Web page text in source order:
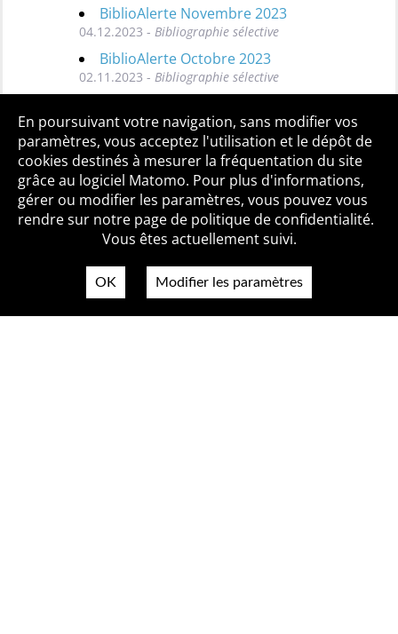
BiblioAlerte Novembre 2023
04.12.2023 - Bibliographie sélective
BiblioAlerte Octobre 2023
02.11.2023 - Bibliographie sélective
Toutes les BiblioAlertes
Qui sommes-nous ? Mentions légales
Accessibilité
Politique de confidentialité
Contact
En poursuivant votre navigation, sans modifier vos
paramètres, vous acceptez l'utilisation et le dépôt de
cookies destinés à mesurer la fréquentation du site
grâce au logiciel Matomo. Pour plus d'informations,
gérer ou modifier les paramètres, vous pouvez vous
rendre sur notre page de politique de confidentialité.
Vous êtes actuellement suivi.
OK Modifier les paramètres